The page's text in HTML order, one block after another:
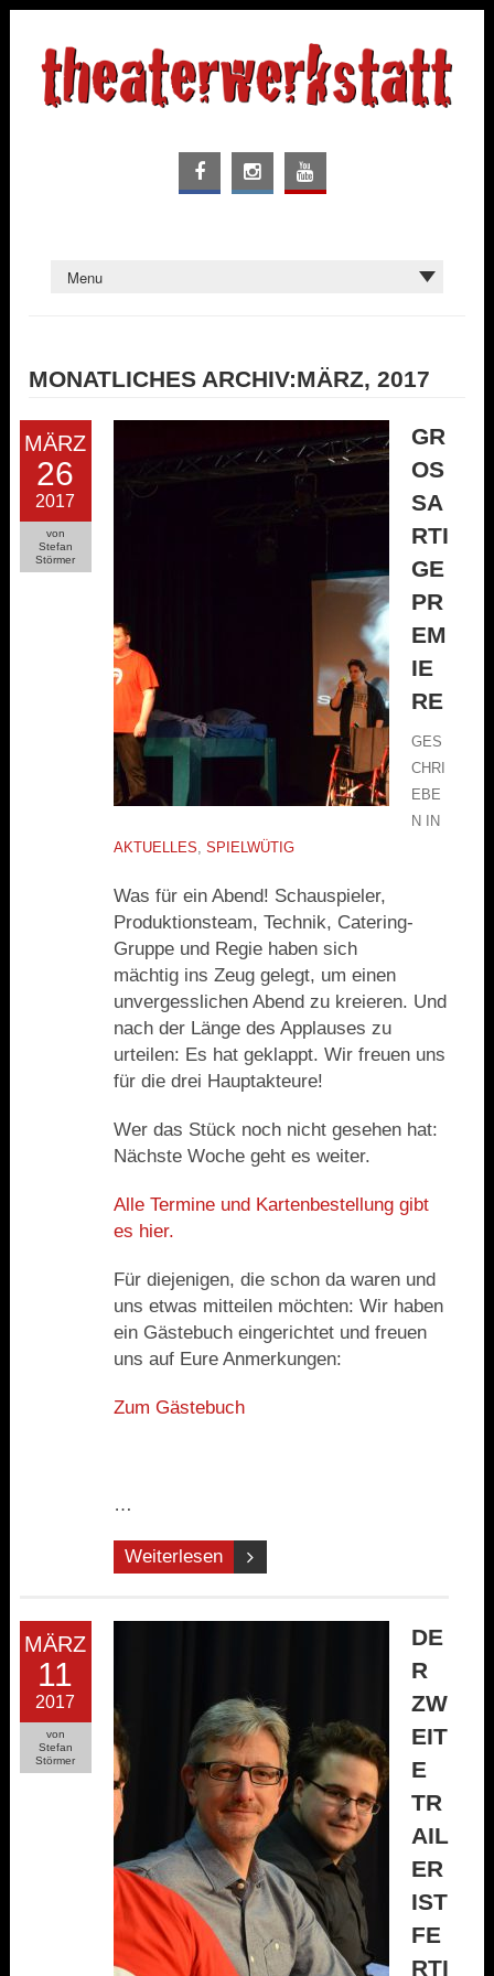
MONATLICHES ARCHIV:MÄRZ, 2017
MÄRZ
26
2017
von
Stefan
Störmer
GR
OSS
AR
TIG
E P
RE
MI
ER
E
GES
CHRI
EBE
N IN
AKTUELLES, SPIELWÜTIG
Was für ein Abend! Schauspieler,
Produktionsteam, Technik, Catering-
Gruppe und Regie haben sich
mächtig ins Zeug gelegt, um einen
unvergesslichen Abend zu kreieren. Und
nach der Länge des Applauses zu
urteilen: Es hat geklappt. Wir freuen uns
für die drei Hauptakteure!
Wer das Stück noch nicht gesehen hat:
Nächste Woche geht es weiter.
Alle Termine und Kartenbestellung gibt
es hier.
Für diejenigen, die schon da waren und
uns etwas mitteilen möchten: Wir haben
ein Gästebuch eingerichtet und freuen
uns auf Eure Anmerkungen:
Zum Gästebuch
…
Weiterlesen
MÄRZ
11
2017
von
Stefan
Störmer
DE
R
ZW
EIT
E
TR
AIL
ER
IST
FE
RTI